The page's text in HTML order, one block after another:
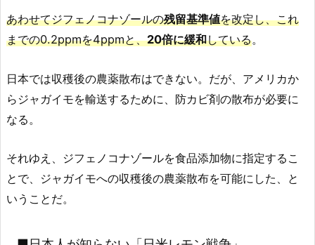
あわせてジフェノコナゾールの残留基準値を改定し、これ
までの0.2ppmを4ppmと、20倍に緩和している。
日本では収穫後の農薬散布はできない。だが、アメリカか
らジャガイモを輸送するために、防カビ剤の散布が必要に
なる。
それゆえ、ジフェノコナゾールを食品添加物に指定するこ
とで、ジャガイモへの収穫後の農薬散布を可能にした、と
いうことだ。